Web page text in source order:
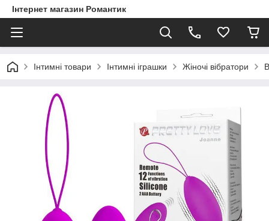
Інтернет магазин Романтик
Інтимні товари Інтимні іграшки Жіночі вібратори